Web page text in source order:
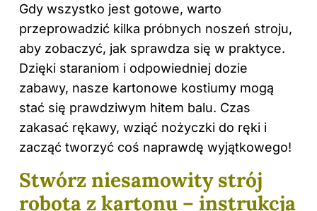
Gdy wszystko jest gotowe, warto
przeprowadzić kilka próbnych noszeń stroju,
aby zobaczyć, jak sprawdza się w praktyce.
Dzięki staraniom i odpowiedniej dozie
zabawy, nasze kartonowe kostiumy mogą
stać się prawdziwym hitem balu. Czas
zakasać rękawy, wziąć nożyczki do ręki i
zacząć tworzyć coś naprawdę wyjątkowego!
Stwórz niesamowity strój
robota z kartonu – instrukcja